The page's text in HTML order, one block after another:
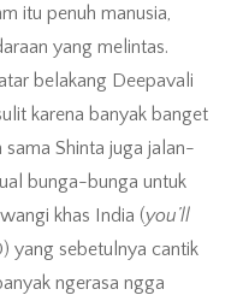
itu penuh manusia,
yang melintas.
belakang Deepavali
karena banyak banget
Shinta juga jalan-
bunga-bunga untuk
khas India (you’ll
yang sebetulnya cantik
ngerasa ngga